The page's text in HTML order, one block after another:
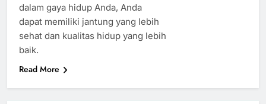
dalam gaya hidup Anda, Anda
dapat memiliki jantung yang lebih
sehat dan kualitas hidup yang lebih
baik.
Read More